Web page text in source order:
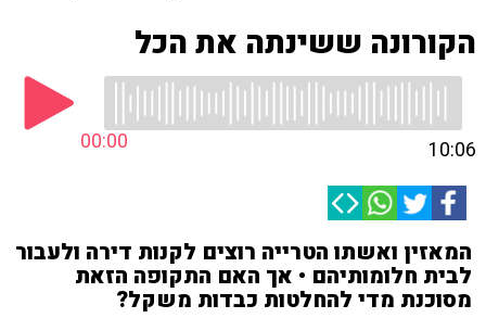
הקורונה ששינתה את הכל
00:00 10:06
המאזין ואשתו הטרייה רוצים לקנות דירה ולעבור
לבית חלומותיהם • אך האם התקופה הזאת
מסוכנת מדי להחלטות כבדות משקל?